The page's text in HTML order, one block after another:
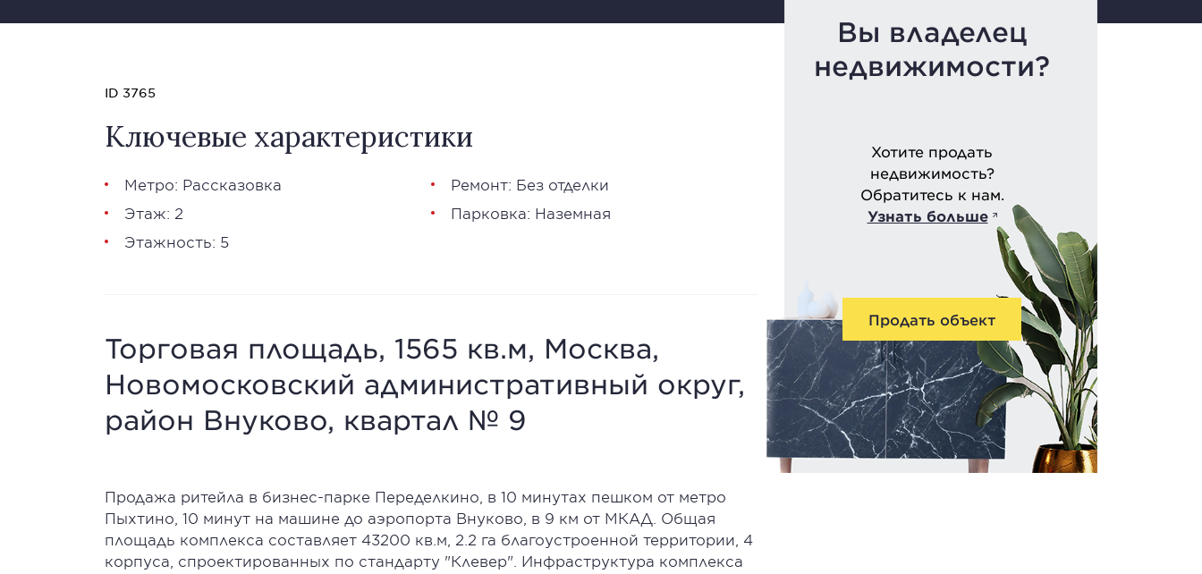
Вы владелец
недвижимости?
Хотите продать
недвижимость?
Обратитесь к нам.
Узнать больше
Продать объект
ID 3765
Ключевые характеристики
Метро: Рассказовка
Этаж: 2
Этажность: 5
Ремонт: Без отделки
Парковка: Наземная
Торговая площадь, 1565 кв.м, Москва,
Новомосковский административный округ,
район Внуково, квартал № 9
Продажа ритейла в бизнес-парке Переделкино, в 10 минутах пешком от метро
Пыхтино, 10 минут на машине до аэропорта Внуково, в 9 км от МКАД. Общая
площадь комплекса составляет 43200 кв.м, 2.2 га благоустроенной территории, 4
корпуса, спроектированных по стандарту "Клевер". Инфраструктура комплекса